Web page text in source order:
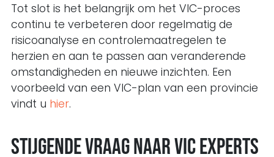
Tot slot is het belangrijk om het VIC-proces
continu te verbeteren door regelmatig de
risicoanalyse en controlemaatregelen te
herzien en aan te passen aan veranderende
omstandigheden en nieuwe inzichten. Een
voorbeeld van een VIC-plan van een provincie
vindt u hier.
Stijgende vraag naar VIC experts